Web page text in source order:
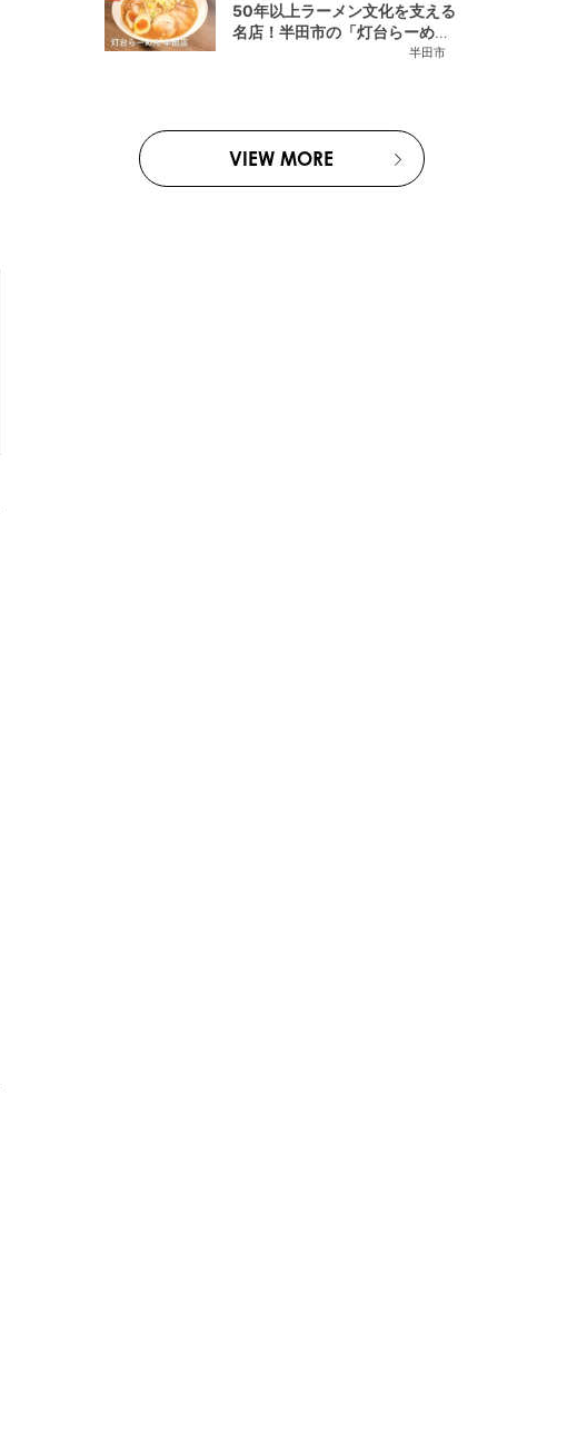
半田市
50年以上ラーメン文化を支える
名店！半田市の「灯台らーめん
半田店」へ【熱血ラーメン伝 8
VIEW MORE